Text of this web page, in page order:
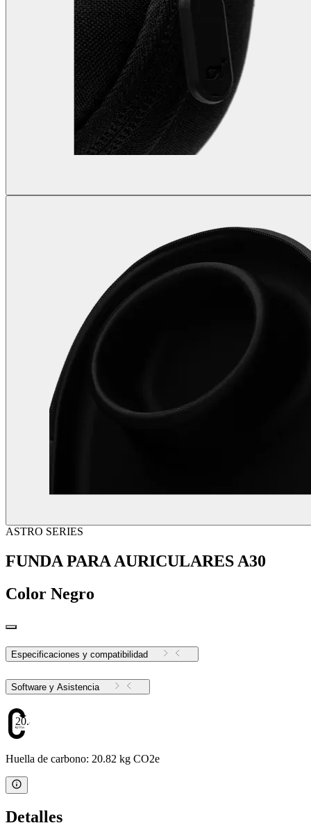
ASTRO SERIES
FUNDA PARA AURICULARES A30
Color Negro
Especificaciones y compatibilidad
Software y Asistencia
20.82
Huella de carbono: 20.82 kg CO2e
Detalles